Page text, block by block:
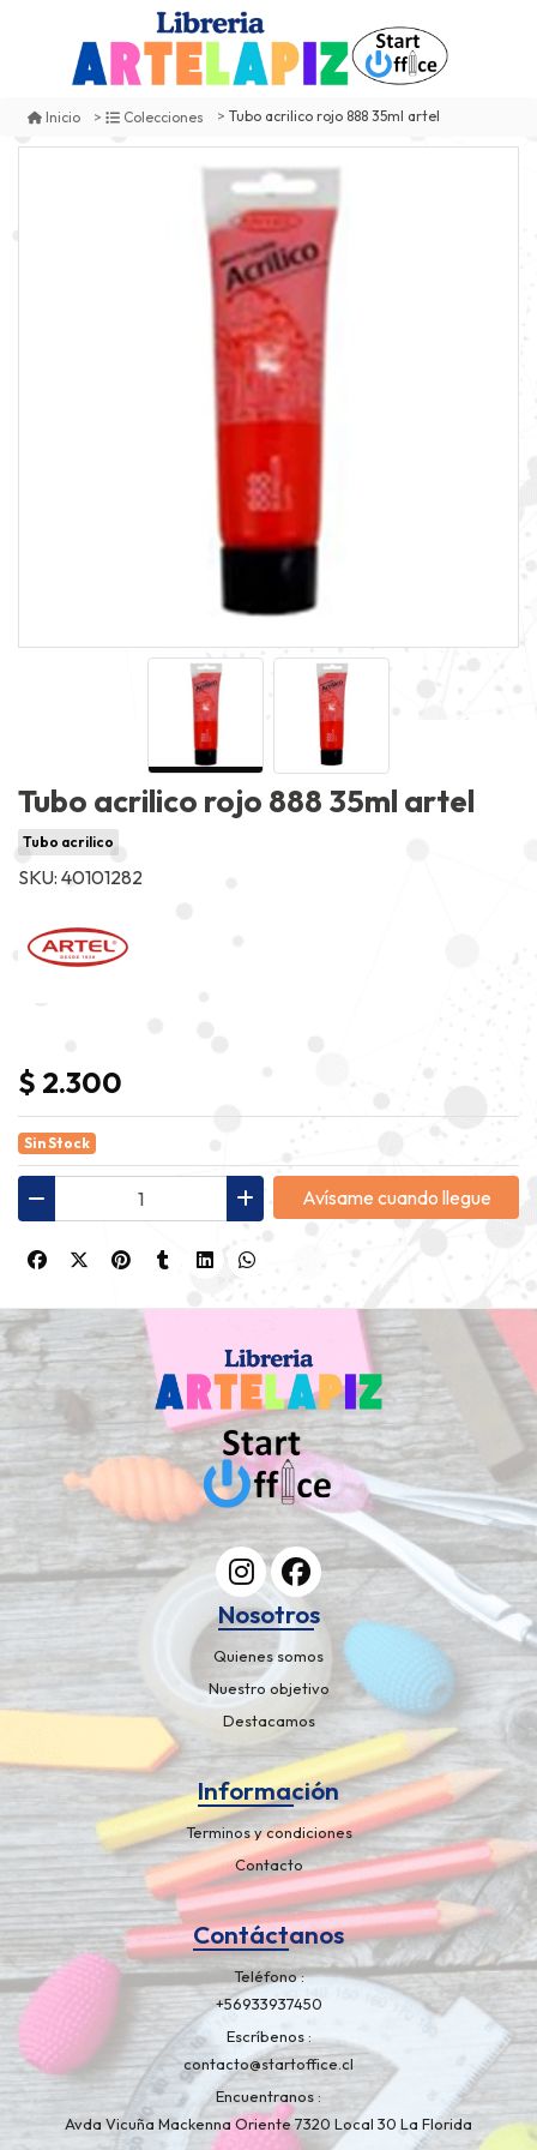
Inicio Colecciones Tubo acrilico rojo 888 35ml artel
Tubo acrilico rojo 888 35ml artel
Tubo acrilico
SKU: 40101282
$ 2.300
Sin Stock
Avísame cuando llegue
Nosotros
Quienes somos
Nuestro objetivo
Destacamos
Información
Terminos y condiciones
Contacto
Contáctanos
Teléfono
+56933937450
Escríbenos
contacto@startoffice.cl
Encuentranos
Avda Vicuña Mackenna Oriente 7320 Local 30 La Florida